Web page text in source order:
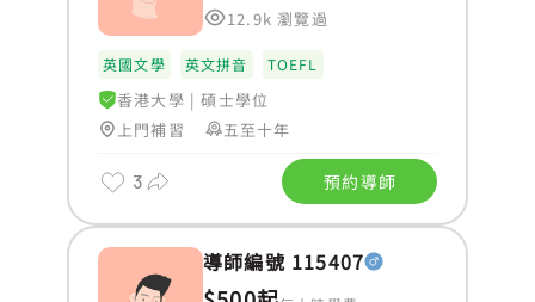
12.9k 瀏覽過
英國文學 英文拼音 TOEFL
香港大學 |碩士學位
上門補習
五至十年
3 預約導師
導師編號 115407